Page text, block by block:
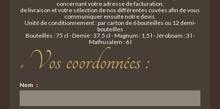
concernant votre adresse de facturation,
de livraison et votre sélection de nos différentes cuvées afin de vous
communiquer ensuite notre devis.
Unité de conditionnement : par carton de 6 bouteilles ou 12 demi-
bouteilles
Bouteilles : 75 cl - Demie : 37,5 cl - Magnum : 1,5 l - Jéroboam : 3 l -
Mathusalem : 6 l
Vos coordonnées :
Nom*: